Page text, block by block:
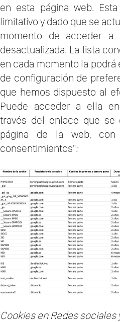
en esta página web.
limitativo y dado que se
momento de acceder a
desactualizada. La lista
en cada momento la
de configuración de
que hemos dispuesto al
Puede acceder a ella
través del enlace que
página de la web, con
consentimientos":
Cookies en Redes